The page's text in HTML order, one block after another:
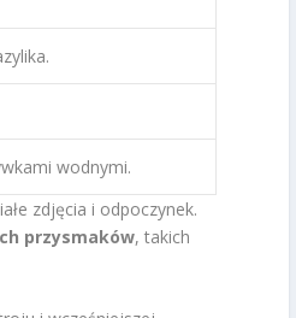
wodnymi.
zdjęcia i odpoczynek.
przysmaków, takich